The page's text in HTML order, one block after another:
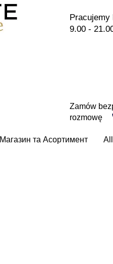
Pracujemy
9.00 -
Zamów
rozmowę
Магазин та Асортимент